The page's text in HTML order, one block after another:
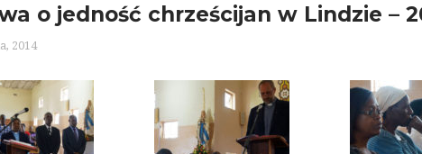
o jedność chrześcijan w Lindzie –
2014